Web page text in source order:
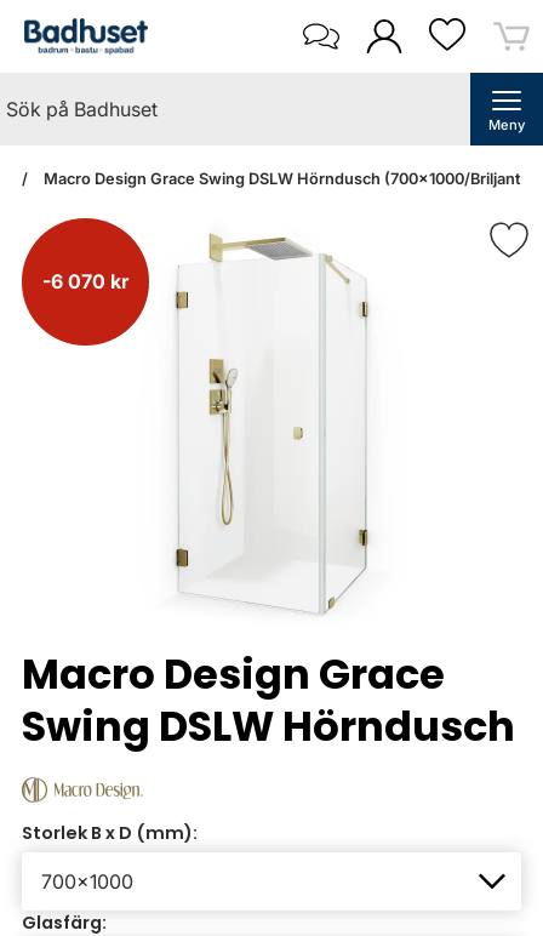
Meny
Macro Design Grace Swing DSLW Hörndusch (700x1000/Briljant
-6 070 kr
Macro Design Grace
Swing DSLW Hörndusch
Storlek B x D (mm):
Glasfärg: